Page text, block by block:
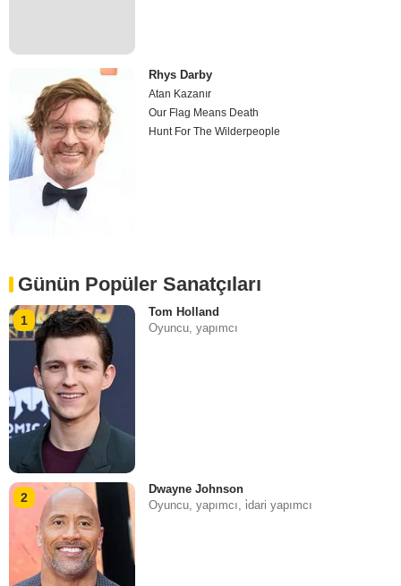
Rhys Darby
Atan Kazanır
Our Flag Means Death
Hunt For The Wilderpeople
Günün Popüler Sanatçıları
1
Tom Holland
Oyuncu, yapımcı
2
Dwayne Johnson
Oyuncu, yapımcı, i̇dari yapımcı